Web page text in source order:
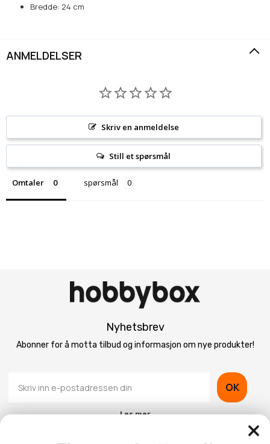
Bredde: 24 cm
ANMELDELSER
Skriv en anmeldelse
Still et spørsmål
Omtaler spørsmål
Nyhetsbrev
Abonner for å motta tilbud og informasjon om nye produkter!
OK
Les mer